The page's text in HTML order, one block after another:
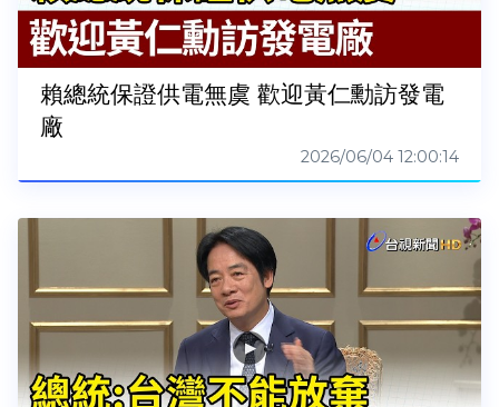
賴總統保證供電無虞 歡迎黃仁勳訪發電
廠
2026/06/04 12:00:14